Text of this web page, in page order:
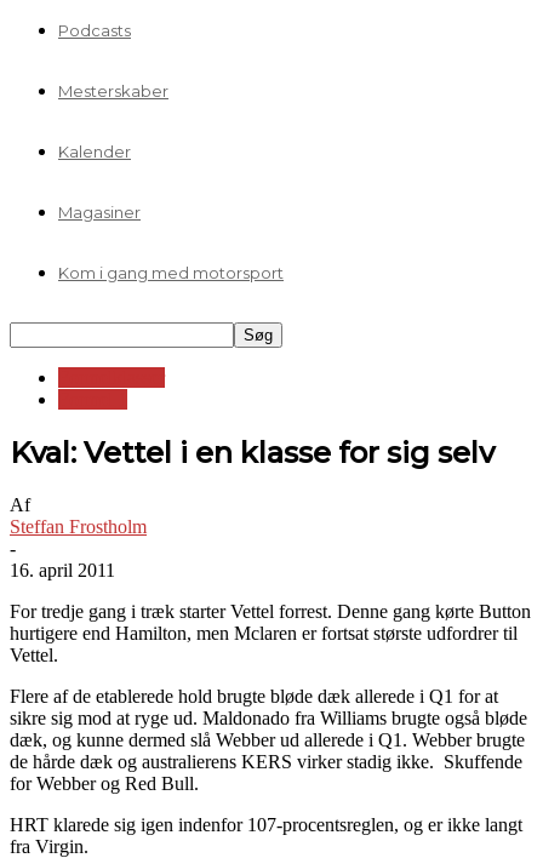
Podcasts
Mesterskaber
Kalender
Magasiner
Kom i gang med motorsport
Kval: Vettel i en klasse for sig selv
Af
Steffan Frostholm
-
16. april 2011
For tredje gang i træk starter Vettel forrest. Denne gang kørte Button
hurtigere end Hamilton, men Mclaren er fortsat største udfordrer til
Vettel.
Flere af de etablerede hold brugte bløde dæk allerede i Q1 for at
sikre sig mod at ryge ud. Maldonado fra Williams brugte også bløde
dæk, og kunne dermed slå Webber ud allerede i Q1. Webber brugte
de hårde dæk og australierens KERS virker stadig ikke. Skuffende
for Webber og Red Bull.
HRT klarede sig igen indenfor 107-procentsreglen, og er ikke langt
fra Virgin.